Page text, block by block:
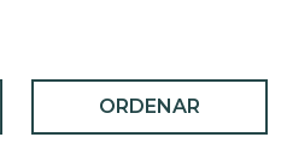
ORDENAR